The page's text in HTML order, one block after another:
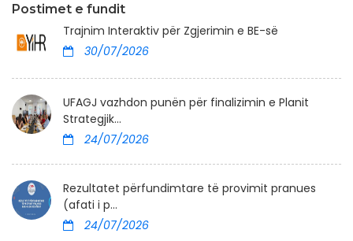
Postimet e fundit
Trajnim Interaktiv për Zgjerimin e BE-së
30/07/2026
UFAGJ vazhdon punën për finalizimin e Planit
Strategjik...
24/07/2026
Rezultatet përfundimtare të provimit pranues
(afati i p...
24/07/2026